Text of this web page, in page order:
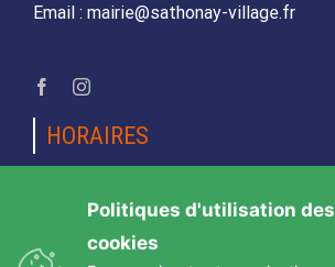
Email : mairie@sathonay-village.fr
HORAIRES
Lundi, mardi, jeudi et vendredi
Mercredi et samedi
Politiques d'utilisation des
cookies